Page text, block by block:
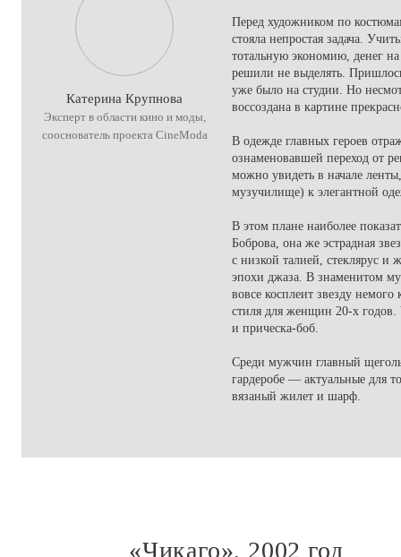
Катерина Крупнова
Эксперт в области кино и моды,
сооснователь проекта CineModa
Перед художником по
стояла непростая задача.
тотальную экономию, денег
решили не выделять.
уже было на студии. Но
воссоздана в картине
В одежде главных героев
ознаменовавшей переход от
можно увидеть в начале
музучилище) к элегантной
В этом плане наиболее
Боброва, она же эстрадная
с низкой талией, стеклярус и
эпохи джаза. В знаменитом
вовсе косплеит звезду
стиля для женщин 20-х годов.
и прическа-боб.
Среди мужчин главный
гардеробе — актуальные для
вязаный жилет и шарф.
«Чикаго», 2002 год